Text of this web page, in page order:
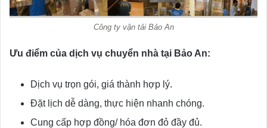
Công ty vận tải Bảo An
Ưu điểm của dịch vụ chuyển nhà tại Bảo An:
Dịch vụ trọn gói, giá thành hợp lý.
Đặt lịch dễ dàng, thực hiện nhanh chóng.
Cung cấp hợp đồng/ hóa đơn đỏ đầy đủ.